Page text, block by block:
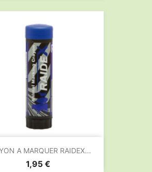
A MARQUER RAIDEX...
Prix
1,95 €